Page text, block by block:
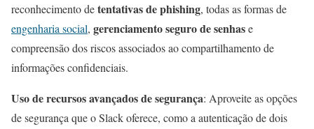
reconhecimento detentativas de phishing, todas as formas de
engenharia social, gerenciamento seguro de senhase
compreensão dos riscos associados ao compartilhamento de
informações confidenciais.
Uso de recursos avançados de segurança: Aproveite as opções
de segurança que o Slack oferece, como a autenticação de dois